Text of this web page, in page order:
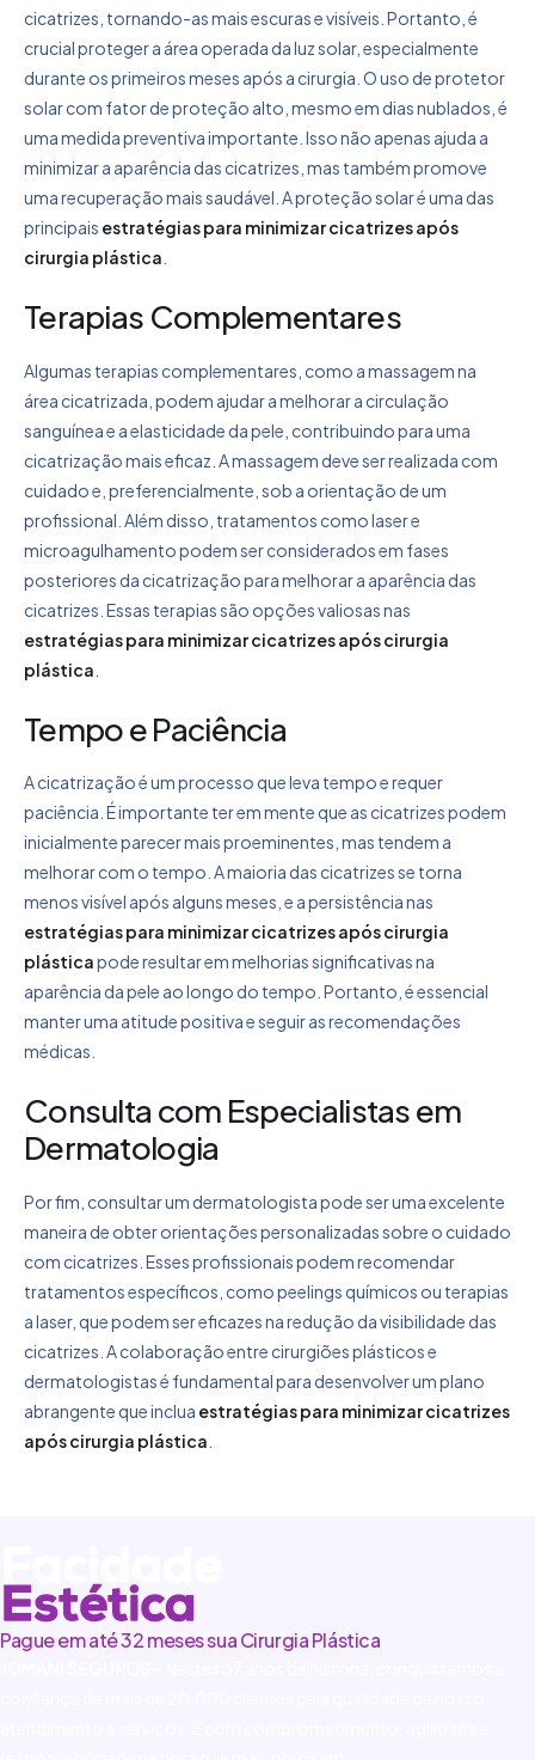
cicatrizes, tornando-as mais escuras e visíveis. Portanto, é
crucial proteger a área operada da luz solar, especialmente
durante os primeiros meses após a cirurgia. O uso de protetor
solar com fator de proteção alto, mesmo em dias nublados, é
uma medida preventiva importante. Isso não apenas ajuda a
minimizar a aparência das cicatrizes, mas também promove
uma recuperação mais saudável. A proteção solar é uma das
principais estratégias para minimizar cicatrizes após
cirurgia plástica
Terapias Complementares
Algumas terapias complementares, como a massagem na
área cicatrizada, podem ajudar a melhorar a circulação
sanguínea e a elasticidade da pele, contribuindo para uma
cicatrização mais eficaz. A massagem deve ser realizada com
cuidado e, preferencialmente, sob a orientação de um
profissional. Além disso, tratamentos como laser e
microagulhamento podem ser considerados em fases
posteriores da cicatrização para melhorar a aparência das
cicatrizes. Essas terapias são opções valiosas nas
estratégias para minimizar cicatrizes após cirurgia
plástica
Tempo e Paciência
A cicatrização é um processo que leva tempo e requer
paciência. É importante ter em mente que as cicatrizes podem
inicialmente parecer mais proeminentes, mas tendem a
melhorar com o tempo. A maioria das cicatrizes se torna
menos visível após alguns meses, e a persistência nas
estratégias para minimizar cicatrizes após cirurgia
plásticapode resultar em melhorias significativas na
aparência da pele ao longo do tempo. Portanto, é essencial
manter uma atitude positiva e seguir as recomendações
médicas.
Consulta com Especialistas em
Dermatologia
Por fim, consultar um dermatologista pode ser uma excelente
maneira de obter orientações personalizadas sobre o cuidado
com cicatrizes. Esses profissionais podem recomendar
tratamentos específicos, como peelings químicos ou terapias
a laser, que podem ser eficazes na redução da visibilidade das
cicatrizes. A colaboração entre cirurgiões plásticos e
dermatologistas é fundamental para desenvolver um plano
abrangente que inclua estratégias para minimizar cicatrizes
após cirurgia plástica
Pague em até 32 meses sua Cirurgia Plástica